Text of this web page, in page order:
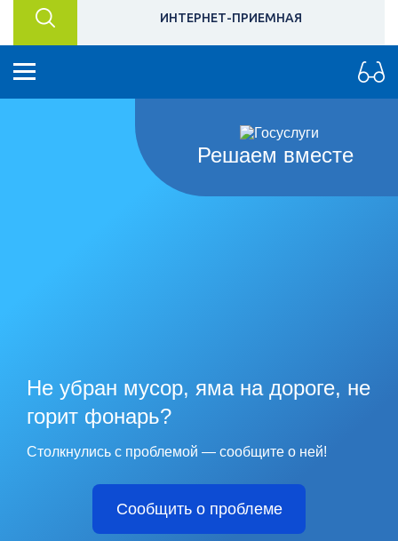
ИНТЕРНЕТ-ПРИЕМНАЯ
Решаем вместе
Не убран мусор, яма на дороге, не
горит фонарь?
Столкнулись с проблемой — сообщите о ней!
Сообщить о проблеме